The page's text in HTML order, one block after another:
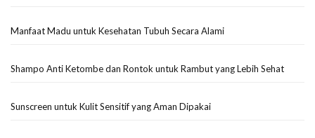
Manfaat Madu untuk Kesehatan Tubuh Secara Alami
Shampo Anti Ketombe dan Rontok untuk Rambut yang Lebih Sehat
Sunscreen untuk Kulit Sensitif yang Aman Dipakai